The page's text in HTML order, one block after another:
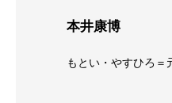
本井康博
もとい・やすひろ＝